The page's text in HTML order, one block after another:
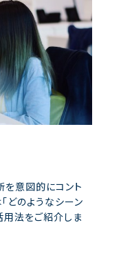
を意図的にコント
どのようなシーン
用法をご紹介しま